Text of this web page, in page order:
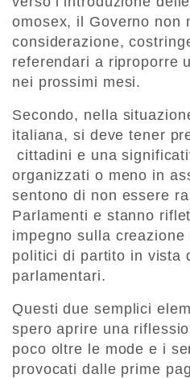
omosex, il Governo non
considerazione,
referendari a riproporre
nei prossimi mesi.
Secondo, nella
italiana, si deve tener
cittadini e una
organizzati o meno in
sentono di non essere
Parlamenti e stanno
impegno sulla
politici di partito in vista
parlamentari.
Questi due semplici
spero aprire una
poco oltre le mode e i
provocati dalle prime